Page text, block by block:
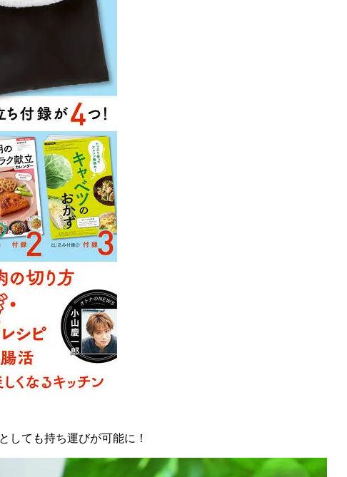
しても持ち運びが可能に！